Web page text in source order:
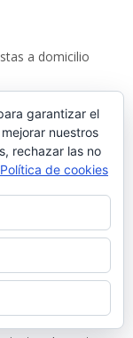
a domicilio
garganta #6.654
de 2004 sobre el
#6.652
en el miedo
garantizar el
nuestros
rechazar las no
Política de cookies